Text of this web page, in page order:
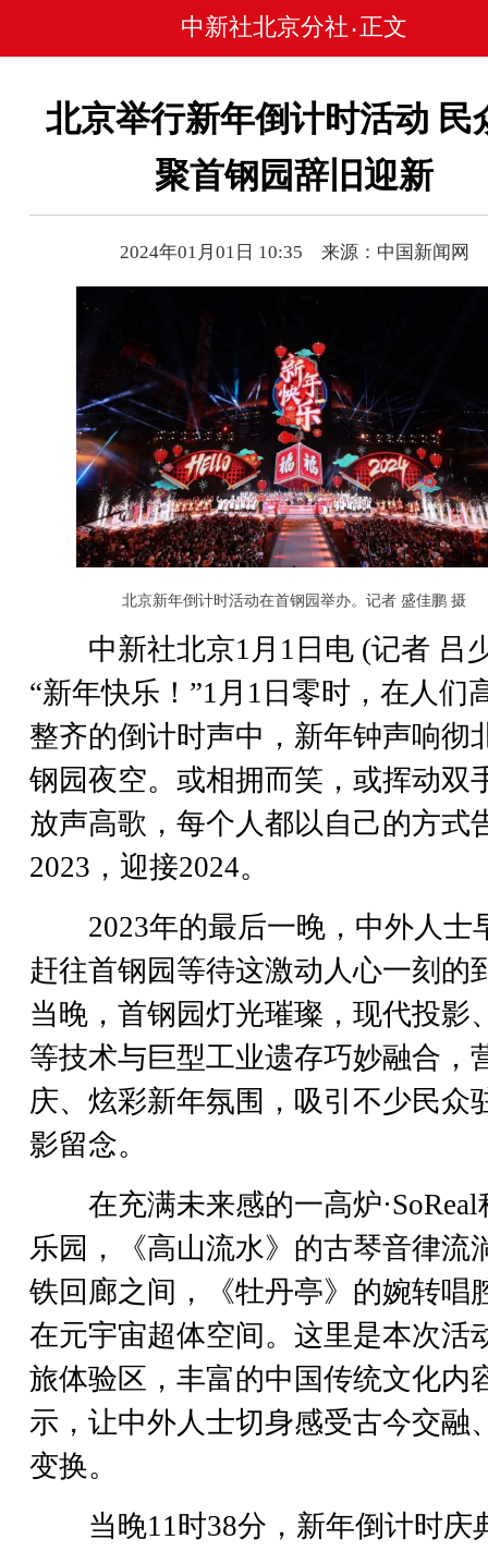
中新社北京分社 • 正文
北京举行新年倒计时活动 民
聚首钢园辞旧迎新
2024年01月01日 10:35 来源：中国新闻网
北京新年倒计时活动在首钢园举办。记者 盛佳鹏 摄
中新社北京1月1日电 (记者 吕
“新年快乐！”1月1日零时，在人们
整齐的倒计时声中，新年钟声响彻
钢园夜空。或相拥而笑，或挥动双
放声高歌，每个人都以自己的方式
2023，迎接2024。
2023年的最后一晚，中外人士
赶往首钢园等待这激动人心一刻的
当晚，首钢园灯光璀璨，现代投影
等技术与巨型工业遗存巧妙融合，
庆、炫彩新年氛围，吸引不少民众
影留念。
在充满未来感的一高炉·SoReal
乐园，《高山流水》的古琴音律流
铁回廊之间，《牡丹亭》的婉转唱
在元宇宙超体空间。这里是本次活
旅体验区，丰富的中国传统文化内
示，让中外人士切身感受古今交融
变换。
当晚11时38分，新年倒计时庆